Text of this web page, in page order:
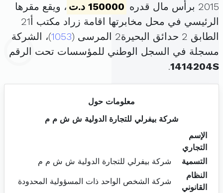
2015 برأس مال قدره
150000 د.ت
، ويقع مقرها
الرئيسي في محل مخابرتها اقامة زراد مكتب أ21
الطابق 2 حدائق البحيرة2 المرسى (
1053)، الشركة
مسجلة في السجل الوطني للمؤسسات تحت الرقم
1414204S
.
معلومات حول
شركة بيفرلي للتجارة الدولية ش ش م م
الإسم
التجاري
التسمية
شركة بيفرلي للتجارة الدولية ش ش م م
النظام
القانوني
شركة الشخص الواحد ذات المسؤولية المحدودة